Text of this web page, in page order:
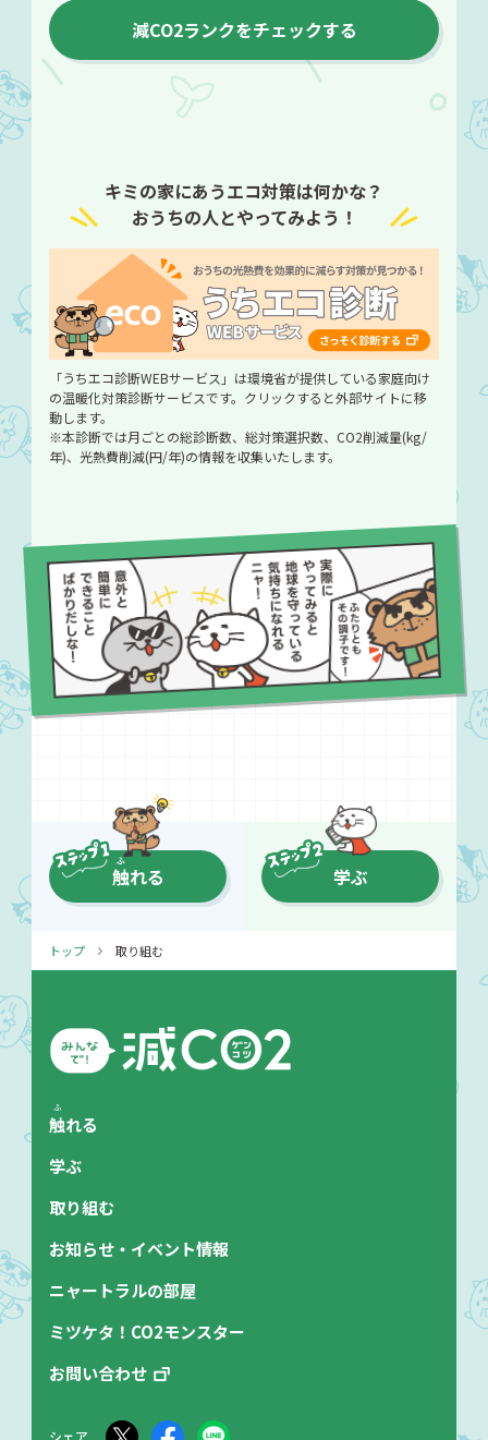
減CO2ランクをチェックする
キミの家にあうエコ対策は何かな？
おうちの人とやってみよう！
「うちエコ診断WEBサービス」は環境省が提供している家庭向け
の温暖化対策診断サービスです。クリックすると外部サイトに移
動します。
※本診断では⽉ごとの総診断数、総対策選択数、CO2削減量(kg/
年)、光熱費削減(円/年)の情報を収集いたします。
触れる 学ぶ
トップ 取り組む
触
ふ
れる
学ぶ
取り組む
お知らせ・イベント情報
ニャートラルの部屋
ミツケタ！CO2モンスター
お問い合わせ
シェア